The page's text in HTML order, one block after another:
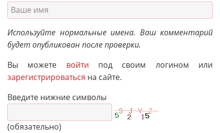
Используйте нормальные имена. Ваш комментарий
будет опубликован после проверки.
Вы можете войти под своим логином или
зарегистрироваться на сайте.
Введите нижние символы
(обязательно)